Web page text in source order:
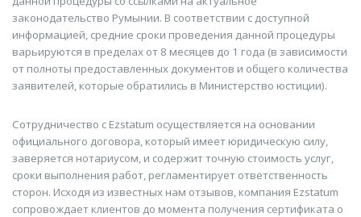
законодательство Румынии. В соответствии с доступной
информацией, средние сроки проведения данной процедуры
варьируются в пределах от 8 месяцев до 1 года (в зависимости
от полноты предоставленных документов и общего количества
заявителей, которые обратились в Министерство юстиции).
Сотрудничество с Ezstatum осуществляется на основании
официального договора, который имеет юридическую силу,
заверяется нотариусом, и содержит точную стоимость услуг,
сроки выполнения работ, регламентирует ответственность
сторон. Исходя из известных нам отзывов, компания Ezstatum
сопровождает клиентов до момента получения сертификата о